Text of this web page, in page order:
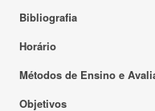
Bibliografia
Horário
Métodos de Ensino e
Objetivos